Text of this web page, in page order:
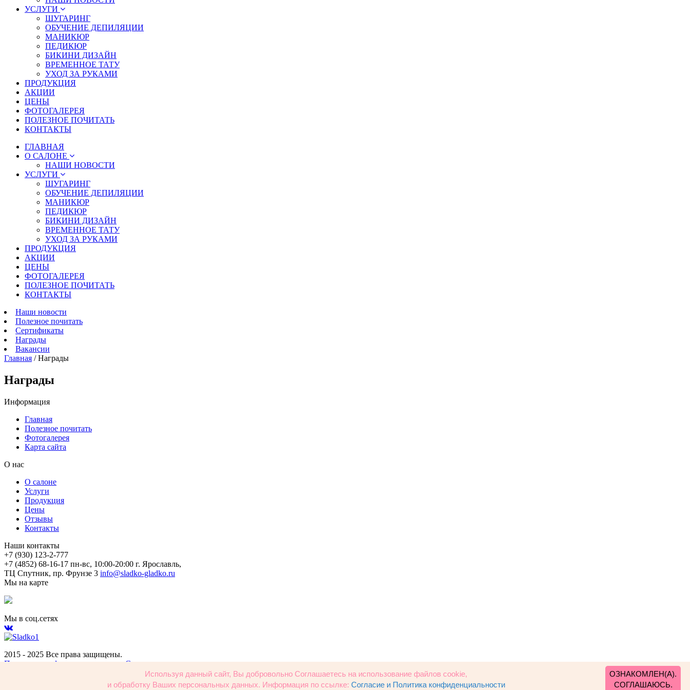
УСЛУГИ
ШУГАРИНГ
ОБУЧЕНИЕ ДЕПИЛЯЦИИ
МАНИКЮР
ПЕДИКЮР
БИКИНИ ДИЗАЙН
ВРЕМЕННОЕ ТАТУ
УХОД ЗА РУКАМИ
ПРОДУКЦИЯ
АКЦИИ
ЦЕНЫ
ФОТОГАЛЕРЕЯ
ПОЛЕЗНОЕ ПОЧИТАТЬ
КОНТАКТЫ
ГЛАВНАЯ
О САЛОНЕ
НАШИ НОВОСТИ
УСЛУГИ
ШУГАРИНГ
ОБУЧЕНИЕ ДЕПИЛЯЦИИ
МАНИКЮР
ПЕДИКЮР
БИКИНИ ДИЗАЙН
ВРЕМЕННОЕ ТАТУ
УХОД ЗА РУКАМИ
ПРОДУКЦИЯ
АКЦИИ
ЦЕНЫ
ФОТОГАЛЕРЕЯ
ПОЛЕЗНОЕ ПОЧИТАТЬ
КОНТАКТЫ
Наши новости
Полезное почитать
Сертификаты
Награды
Вакансии
Главная /Награды
Награды
Информация
Главная
Полезное почитать
Фотогалерея
Карта сайта
О нас
О салоне
Услуги
Продукция
Цены
Отзывы
Контакты
Наши контакты
+7 (930) 123-2-777
+7 (4852) 68-16-17 пн-вс, 10:00-20:00 г. Ярославль,
ТЦ Спутник, пр. Фрунзе 3 info@sladko-gladko.ru
Мы на карте
Мы в соц.сетях
2015 - 2025 Все права защищены.
Политика конфиденциальности и Согласие
ОЗНАКОМЛЕН(А).
СОГЛАШАЮСЬ.
Используя данный сайт, Вы добровольно Соглашаетесь на использование файлов cookie,
и обработку Ваших персональных данных. Информация по ссылке: Согласие и Политика конфиденциальности